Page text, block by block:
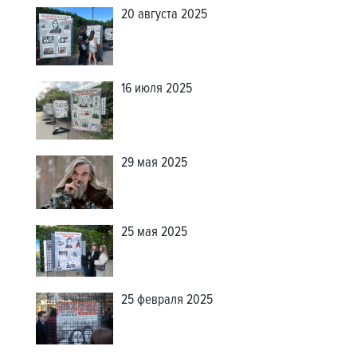
20 августа 2025
16 июля 2025
29 мая 2025
25 мая 2025
25 февраля 2025